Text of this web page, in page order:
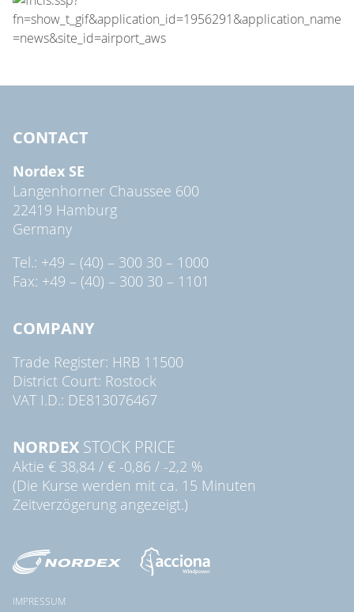
CONTACT
Nordex SE
Langenhorner Chaussee 600
22419 Hamburg
Germany
Tel.: +49 – (40) – 300 30 – 1000
Fax: +49 – (40) – 300 30 – 1101
COMPANY
Trade Register: HRB 11500
District Court: Rostock
VAT I.D.: DE813076467
NORDEX STOCK PRICE
Aktie € 38,84 / € -0,86 / -2,2 %
(Die Kurse werden mit ca. 15 Minuten
Zeitverzögerung angezeigt.)
IMPRESSUM